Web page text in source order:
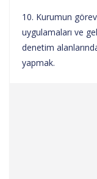
10. Kurumun
uygulamaları ve
denetim
yapmak.